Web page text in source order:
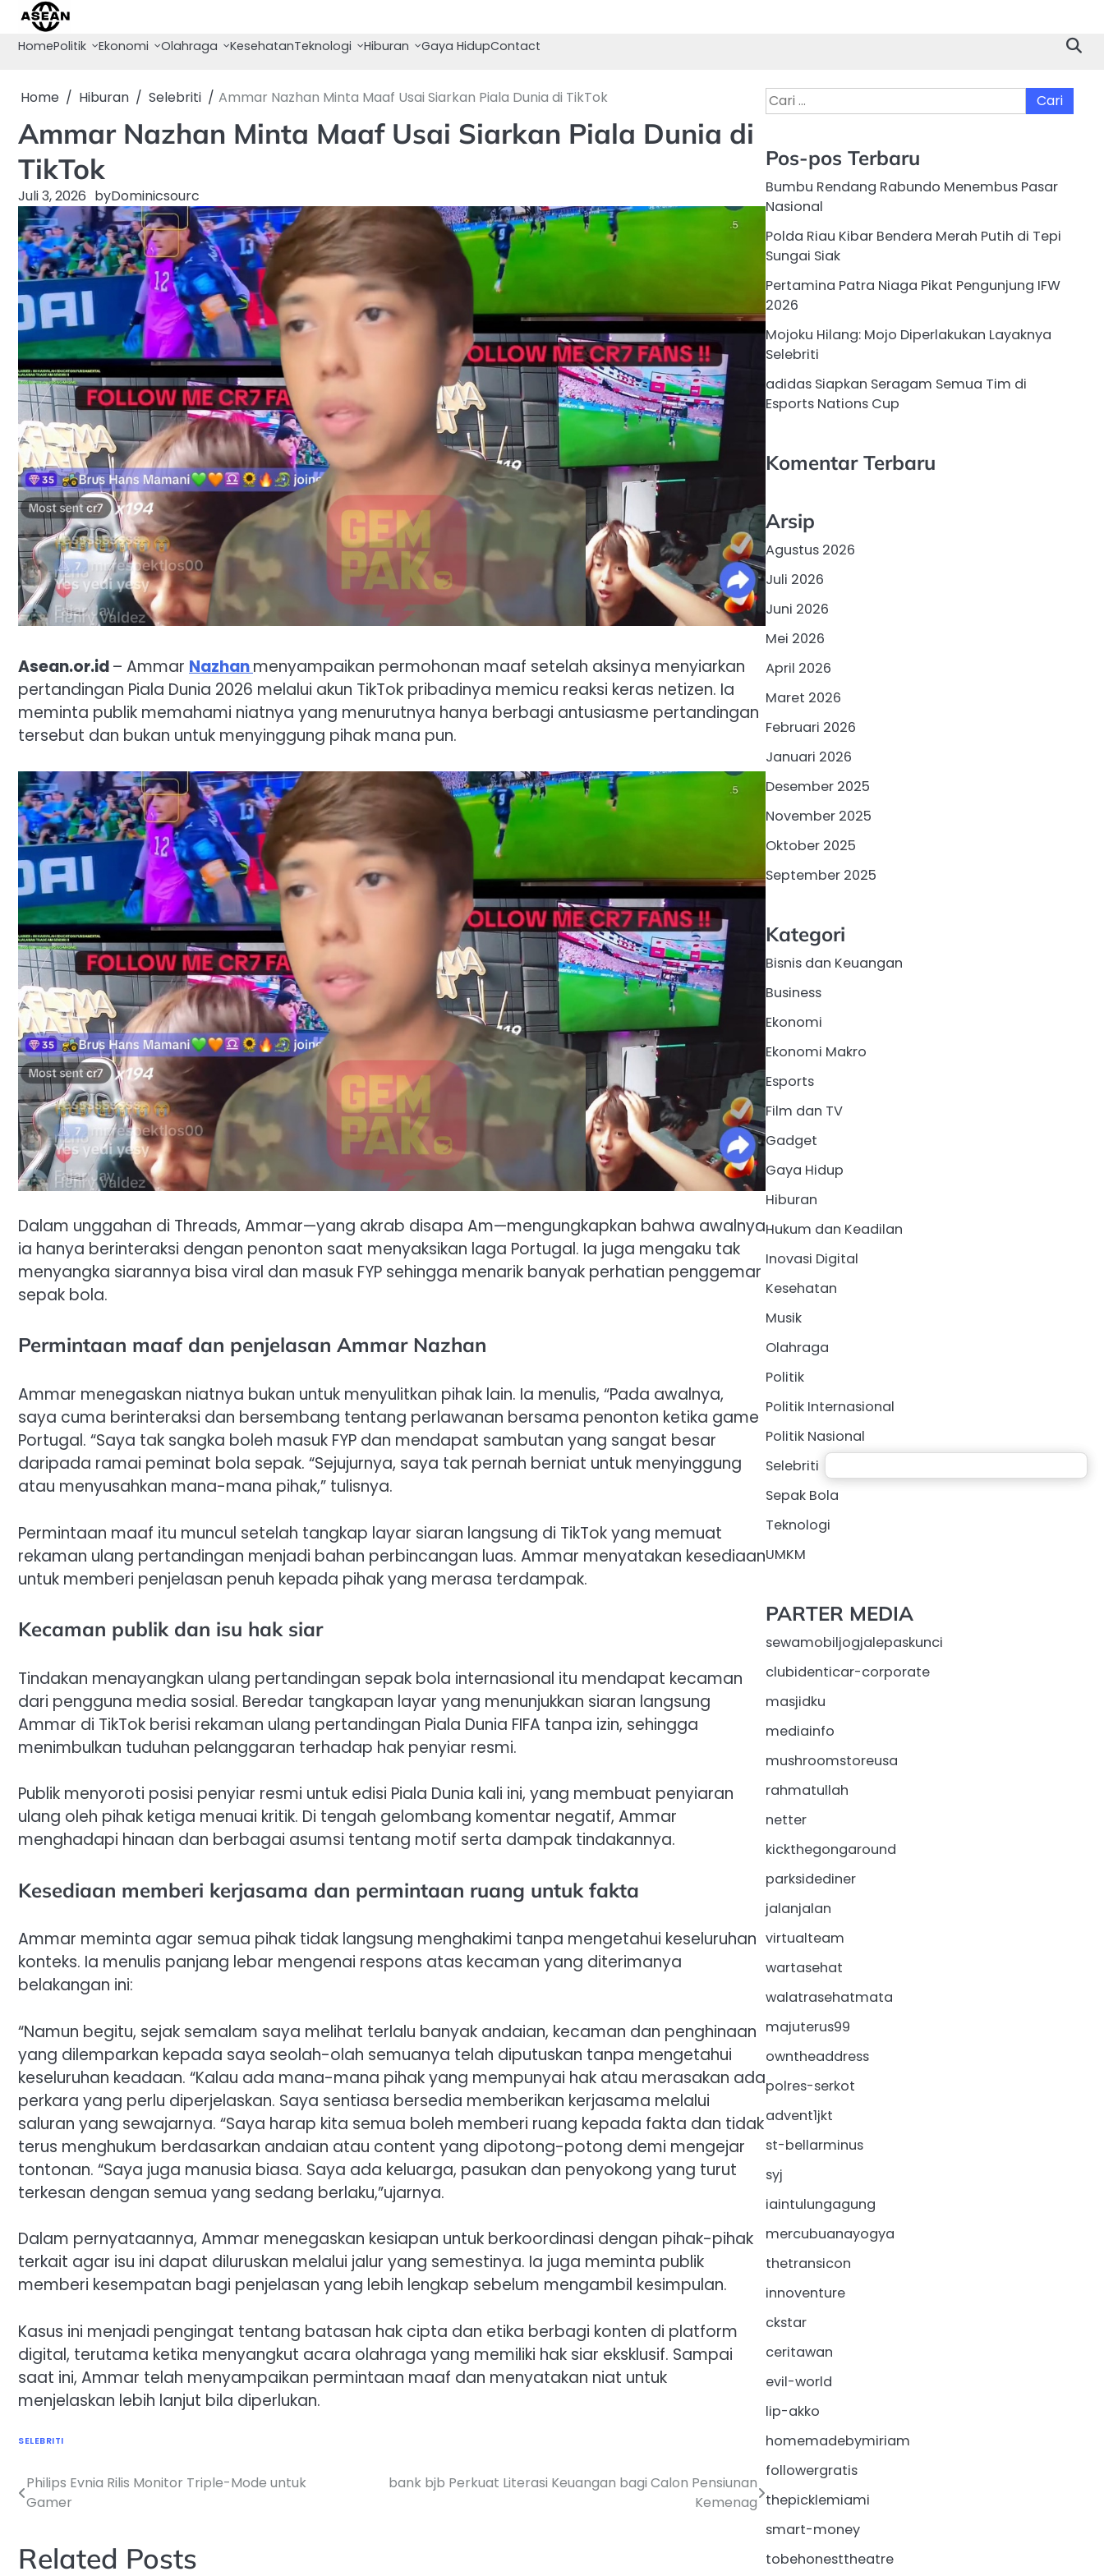
Skip
content
HomePolitik Ekonomi Olahraga KesehatanTeknologi Hiburan Gaya HidupContact
Home Hiburan Selebriti Ammar Nazhan Minta Maaf Usai Siarkan Piala Dunia di TikTok
Ammar Nazhan Minta Maaf Usai Siarkan Piala Dunia di
TikTok
Juli 3, 2026 byDominicsourc
Asean.or.id– Ammar Nazhanmenyampaikan permohonan maaf setelah aksinya menyiarkan
pertandingan Piala Dunia 2026 melalui akun TikTok pribadinya memicu reaksi keras netizen. Ia
meminta publik memahami niatnya yang menurutnya hanya berbagi antusiasme pertandingan
tersebut dan bukan untuk menyinggung pihak mana pun.
Dalam unggahan di Threads, Ammar—yang akrab disapa Am—mengungkapkan bahwa awalnya
ia hanya berinteraksi dengan penonton saat menyaksikan laga Portugal. Ia juga mengaku tak
menyangka siarannya bisa viral dan masuk FYP sehingga menarik banyak perhatian penggemar
sepak bola.
Permintaan maaf dan penjelasan Ammar Nazhan
Ammar menegaskan niatnya bukan untuk menyulitkan pihak lain. Ia menulis, “Pada awalnya,
saya cuma berinteraksi dan bersembang tentang perlawanan bersama penonton ketika game
Portugal. “Saya tak sangka boleh masuk FYP dan mendapat sambutan yang sangat besar
daripada ramai peminat bola sepak. “Sejujurnya, saya tak pernah berniat untuk menyinggung
atau menyusahkan mana-mana pihak,” tulisnya.
Permintaan maaf itu muncul setelah tangkap layar siaran langsung di TikTok yang memuat
rekaman ulang pertandingan menjadi bahan perbincangan luas. Ammar menyatakan kesediaan
untuk memberi penjelasan penuh kepada pihak yang merasa terdampak.
Kecaman publik dan isu hak siar
Tindakan menayangkan ulang pertandingan sepak bola internasional itu mendapat kecaman
dari pengguna media sosial. Beredar tangkapan layar yang menunjukkan siaran langsung
Ammar di TikTok berisi rekaman ulang pertandingan Piala Dunia FIFA tanpa izin, sehingga
menimbulkan tuduhan pelanggaran terhadap hak penyiar resmi.
Publik menyoroti posisi penyiar resmi untuk edisi Piala Dunia kali ini, yang membuat penyiaran
ulang oleh pihak ketiga menuai kritik. Di tengah gelombang komentar negatif, Ammar
menghadapi hinaan dan berbagai asumsi tentang motif serta dampak tindakannya.
Kesediaan memberi kerjasama dan permintaan ruang untuk fakta
Ammar meminta agar semua pihak tidak langsung menghakimi tanpa mengetahui keseluruhan
konteks. Ia menulis panjang lebar mengenai respons atas kecaman yang diterimanya
belakangan ini:
“Namun begitu, sejak semalam saya melihat terlalu banyak andaian, kecaman dan penghinaan
yang dilemparkan kepada saya seolah-olah semuanya telah diputuskan tanpa mengetahui
keseluruhan keadaan. “Kalau ada mana-mana pihak yang mempunyai hak atau merasakan ada
perkara yang perlu diperjelaskan. Saya sentiasa bersedia memberikan kerjasama melalui
saluran yang sewajarnya. “Saya harap kita semua boleh memberi ruang kepada fakta dan tidak
terus menghukum berdasarkan andaian atau content yang dipotong-potong demi mengejar
tontonan. “Saya juga manusia biasa. Saya ada keluarga, pasukan dan penyokong yang turut
terkesan dengan semua yang sedang berlaku,”ujarnya.
Dalam pernyataannya, Ammar menegaskan kesiapan untuk berkoordinasi dengan pihak-pihak
terkait agar isu ini dapat diluruskan melalui jalur yang semestinya. Ia juga meminta publik
memberi kesempatan bagi penjelasan yang lebih lengkap sebelum mengambil kesimpulan.
Kasus ini menjadi pengingat tentang batasan hak cipta dan etika berbagi konten di platform
digital, terutama ketika menyangkut acara olahraga yang memiliki hak siar eksklusif. Sampai
saat ini, Ammar telah menyampaikan permintaan maaf dan menyatakan niat untuk
menjelaskan lebih lanjut bila diperlukan.
SELEBRITI
Navigasi
Philips Evnia Rilis Monitor Triple-Mode untuk
Gamer
bank bjb Perkuat Literasi Keuangan bagi Calon Pensiunan
Kemenag
Related Posts
Cari
untuk:
Pos-pos Terbaru
Bumbu Rendang Rabundo Menembus Pasar
Nasional
Polda Riau Kibar Bendera Merah Putih di Tepi
Sungai Siak
Pertamina Patra Niaga Pikat Pengunjung IFW
2026
Mojoku Hilang: Mojo Diperlakukan Layaknya
Selebriti
adidas Siapkan Seragam Semua Tim di
Esports Nations Cup
Komentar Terbaru
Arsip
Agustus 2026
Juli 2026
Juni 2026
Mei 2026
April 2026
Maret 2026
Februari 2026
Januari 2026
Desember 2025
November 2025
Oktober 2025
September 2025
Kategori
Bisnis dan Keuangan
Business
Ekonomi
Ekonomi Makro
Esports
Film dan TV
Gadget
Gaya Hidup
Hiburan
Hukum dan Keadilan
Inovasi Digital
Kesehatan
Musik
Olahraga
Politik
Politik Internasional
Politik Nasional
Selebriti
Sepak Bola
Teknologi
UMKM
PARTER MEDIA
sewamobiljogjalepaskunci
clubidenticar-corporate
masjidku
mediainfo
mushroomstoreusa
rahmatullah
netter
kickthegongaround
parksidediner
jalanjalan
virtualteam
wartasehat
walatrasehatmata
majuterus99
owntheaddress
polres-serkot
advent1jkt
st-bellarminus
syj
iaintulungagung
mercubuanayogya
thetransicon
innoventure
ckstar
ceritawan
evil-world
lip-akko
homemadebymiriam
followergratis
thepicklemiami
smart-money
tobehonesttheatre